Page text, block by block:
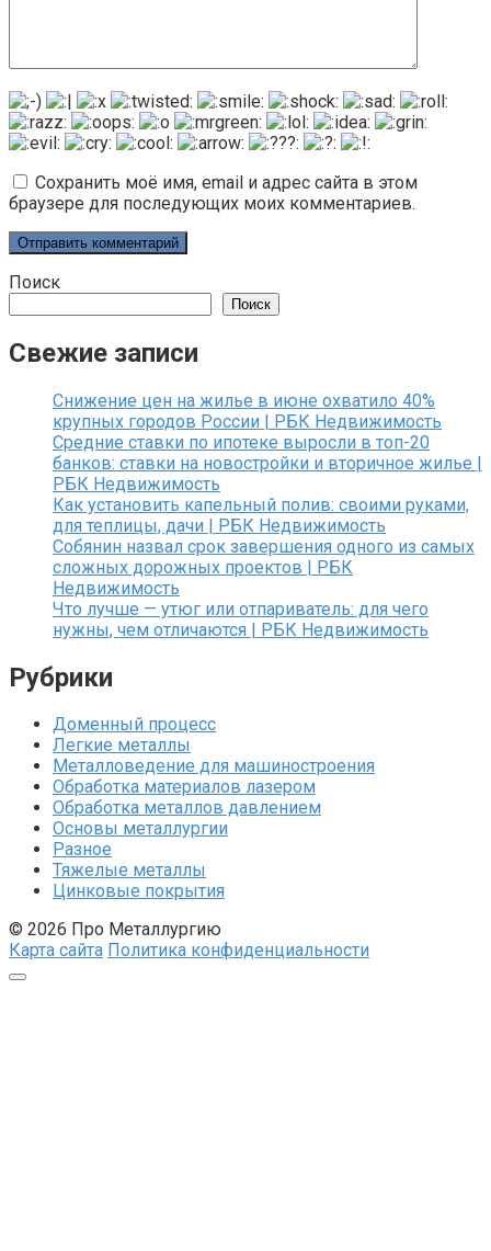
Сохранить моё имя, email и адрес сайта в этом
браузере для последующих моих комментариев.
Поиск
Поиск
Свежие записи
Снижение цен на жилье в июне охватило 40%
крупных городов России | РБК Недвижимость
Средние ставки по ипотеке выросли в топ-20
банков: ставки на новостройки и вторичное жилье |
РБК Недвижимость
Как установить капельный полив: своими руками,
для теплицы, дачи | РБК Недвижимость
Собянин назвал срок завершения одного из самых
сложных дорожных проектов | РБК
Недвижимость
Что лучше — утюг или отпариватель: для чего
нужны, чем отличаются | РБК Недвижимость
Рубрики
Доменный процесс
Легкие металлы
Металловедение для машиностроения
Обработка материалов лазером
Обработка металлов давлением
Основы металлургии
Разное
Тяжелые металлы
Цинковые покрытия
© 2026 Про Металлургию
Карта сайта Политика конфиденциальности